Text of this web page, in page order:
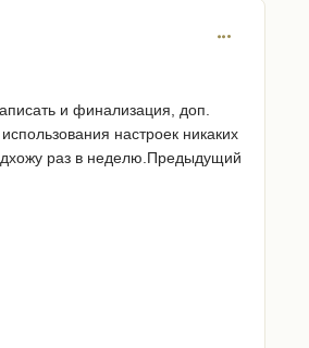
и финализация, доп.
настроек никаких
раз в неделю.Предыдущий